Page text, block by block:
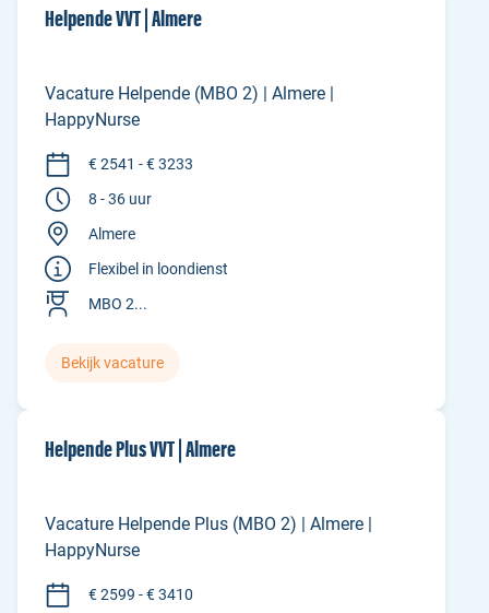
Helpende VVT | Almere
Vacature Helpende (MBO 2) | Almere |
HappyNurse
€ 2541 - € 3233
8 - 36 uur
Almere
Flexibel in loondienst
MBO 2...
Bekijk vacature
Helpende Plus VVT | Almere
Vacature Helpende Plus (MBO 2) | Almere |
HappyNurse
€ 2599 - € 3410